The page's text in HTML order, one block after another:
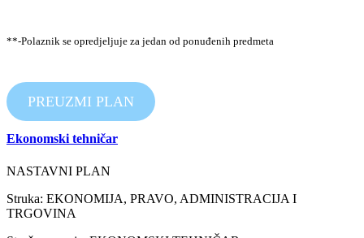
**-Polaznik se opredjeljuje za jedan od ponuđenih predmeta
PREUZMI PLAN
Ekonomski tehničar
NASTAVNI PLAN
Struka: EKONOMIJA, PRAVO, ADMINISTRACIJA I
TRGOVINA